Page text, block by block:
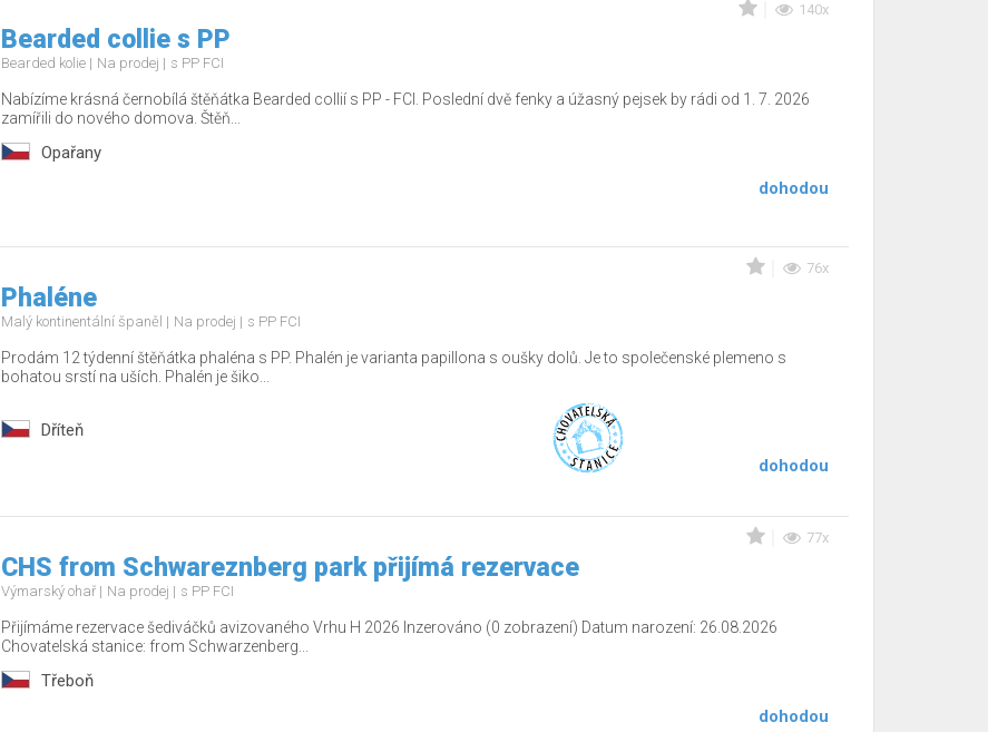
140x
Bearded collie s PP
Bearded kolie Na prodej s PP FCI
Nabízíme krásná černobílá štěňátka Bearded collií s PP - FCI. Poslední dvě fenky a úžasný pejsek by rádi od 1. 7. 2026
zamířili do nového domova. Štěň...
Opařany
dohodou
76x
Phaléne
Malý kontinentální španěl Na prodej s PP FCI
Prodám 12 týdenní štěňátka phaléna s PP. Phalén je varianta papillona s oušky dolů. Je to společenské plemeno s
bohatou srstí na uších. Phalén je šiko...
Dříteň
dohodou
77x
CHS from Schwareznberg park přijímá rezervace
Výmarský ohař Na prodej s PP FCI
Přijímáme rezervace šediváčků avizovaného Vrhu H 2026 Inzerováno (0 zobrazení) Datum narození: 26.08.2026
Chovatelská stanice: from Schwarzenberg...
Třeboň
dohodou